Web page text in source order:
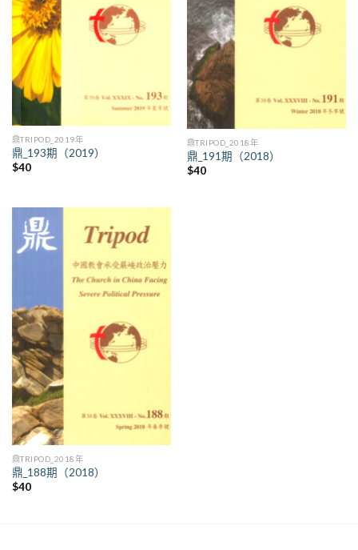
鼎TRIPOD_2019年
鼎_193期（2019）
$40
鼎TRIPOD_2018年
鼎_191期（2018）
$40
鼎TRIPOD_2018年
鼎_188期（2018）
$40